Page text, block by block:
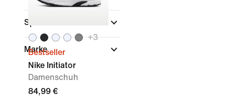
Sport
Marke
+3
Bestseller
Nike Initiator
Damenschuh
84,99 €